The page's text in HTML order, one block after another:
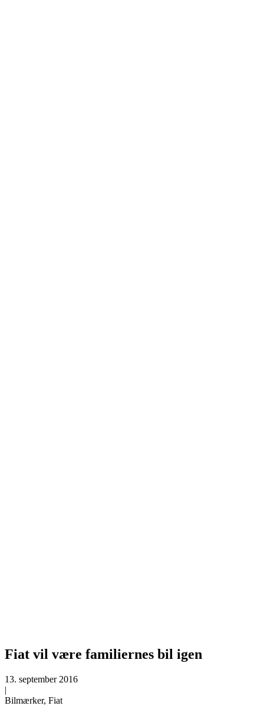
Fiat vil være familiernes bil igen
13. september 2016
|
Bilmærker, Fiat